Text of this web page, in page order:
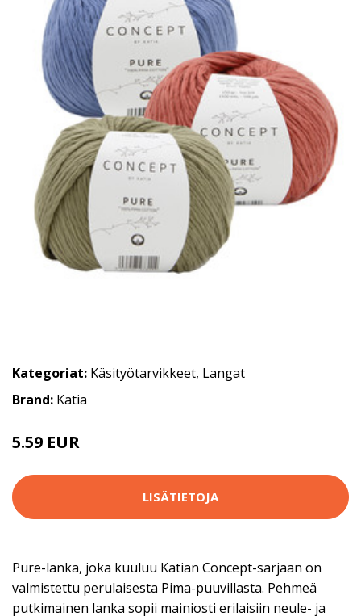
Kategoriat: Käsityötarvikkeet, Langat
Brand: Katia
5.59 EUR
LISÄTIETOJA
Pure-lanka, joka kuuluu Katian Concept-sarjaan on
valmistettu perulaisesta Pima-puuvillasta. Pehmeä
putkimainen lanka sopii mainiosti erilaisiin neule- ja